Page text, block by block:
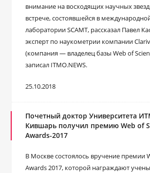
внимание на восходящих научных
встрече, состоявшейся в
лаборатории SCAMT, рассказал Павел
эксперт по наукометрии компании
(компания — владелец базы Web of
записал ITMO.NEWS.
25.10.2018
Почетный доктор Университета
Кившарь получил премию Web of
Awards-2017
В Москве состоялось вручение премии
Awards 2017, которой награждают